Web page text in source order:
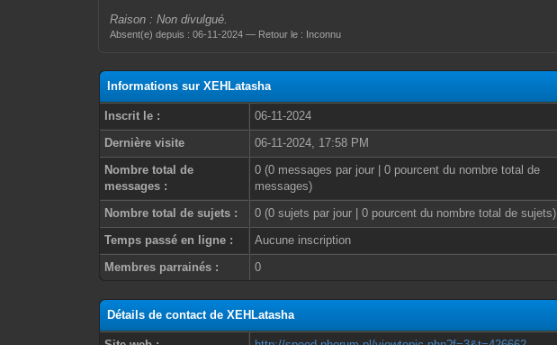
Raison : Non divulgué.
Absent(e) depuis : 06-11-2024 — Retour le : Inconnu
Informations sur XEHLatasha
Inscrit le :
06-11-2024
Dernière visite
06-11-2024, 17:58 PM
Nombre total de
messages :
0 (0 messages par jour | 0 pourcent du nombre total de
messages)
Nombre total de sujets :
0 (0 sujets par jour | 0 pourcent du nombre total de sujets)
Temps passé en ligne :
Aucune inscription
Membres parrainés :
0
Détails de contact de XEHLatasha